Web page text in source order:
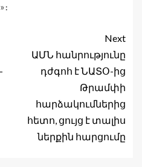
Next
ԱՄՆ հանրությունը
դժգոհ է ՆԱՏՕ-ից
Թրամփի
հարձակումներից
հետո, ցույց է տալիս
ներքին հարցումը